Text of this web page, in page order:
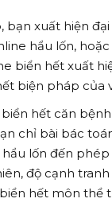
bạn xuất hiện
hẩu lốn,
biển hết xuất
biện pháp của
hết căn
chỉ bài bác
hẩu lốn đến
độ cạnh
hết môn thể